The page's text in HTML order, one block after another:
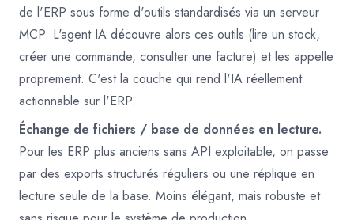
de l'ERP sous forme d'outils standardisés via un serveur
MCP. L'agent IA découvre alors ces outils (lire un stock,
créer une commande, consulter une facture) et les appelle
proprement. C'est la couche qui rend l'IA réellement
actionnable sur l'ERP.
Échange de fichiers / base de données en lecture.
Pour les ERP plus anciens sans API exploitable, on passe
par des exports structurés réguliers ou une réplique en
lecture seule de la base. Moins élégant, mais robuste et